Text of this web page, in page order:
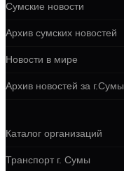
Сумские новости
Архив сумских новостей
Новости в мире
Архив новостей за г.Сумы
Каталог организаций
Транспорт г. Сумы